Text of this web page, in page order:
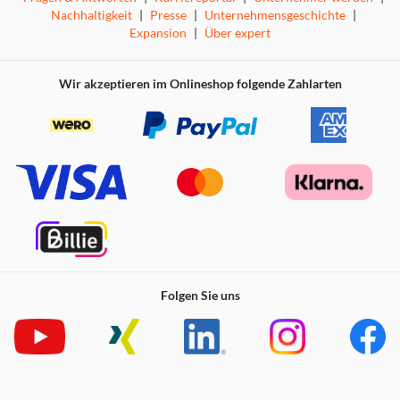
Signale bis 1080p können Acer ColorBoost Projektoren
mit HDMI* durch Acer Smart-Format-Technologie
Automatische Trapezkorrektur
Durch die automatische vertikale Trapez-Korrektur
(Keystone) gleicht der Acer Projektoren bei nicht exakter
vertikaler Aufstellung die trapezförmige Verzerrung
selbstständig aus und projiziert ein rechtwinkliges Bild.
Nachhaltigkeit | Presse | Unternehmensgeschichte |
Expansion | Über expert
Wir akzeptieren im Onlineshop folgende Zahlarten
Folgen Sie uns